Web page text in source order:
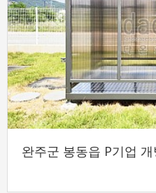
완주군 봉동읍 P기업